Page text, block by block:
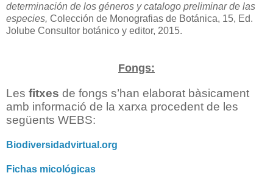
determinación de los géneros y catalogo preliminar de las
especies, Colección de Monografias de Botánica, 15, Ed.
Jolube Consultor botánico y editor, 2015.
Fongs:
Les fitxes de fongs s’han elaborat bàsicament
amb informació de la xarxa procedent de les
següents WEBS:
Biodiversidadvirtual.org
Fichas micológicas